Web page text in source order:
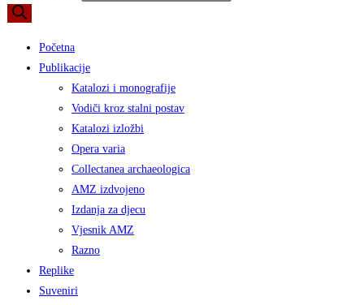
Početna
Publikacije
Katalozi i monografije
Vodiči kroz stalni postav
Katalozi izložbi
Opera varia
Collectanea archaeologica
AMZ izdvojeno
Izdanja za djecu
Vjesnik AMZ
Razno
Replike
Suveniri